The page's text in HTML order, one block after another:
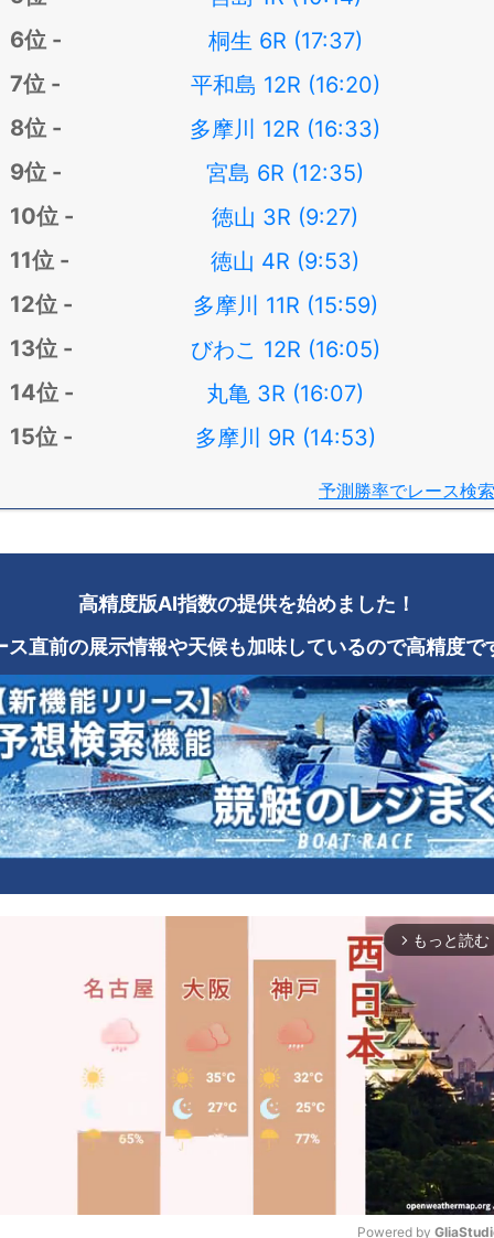
桐生 6R (17:37)
平和島 12R (16:20)
多摩川 12R (16:33)
宮島 6R (12:35)
徳山 3R (9:27)
徳山 4R (9:53)
多摩川 11R (15:59)
びわこ 12R (16:05)
丸亀 3R (16:07)
多摩川 9R (14:53)
予測勝率でレース検索
高精度版AI指数の提供を始めました！
ス直前の展示情報や天候も加味しているので高精度で
arrow_forward_ios もっと読む
Powered by